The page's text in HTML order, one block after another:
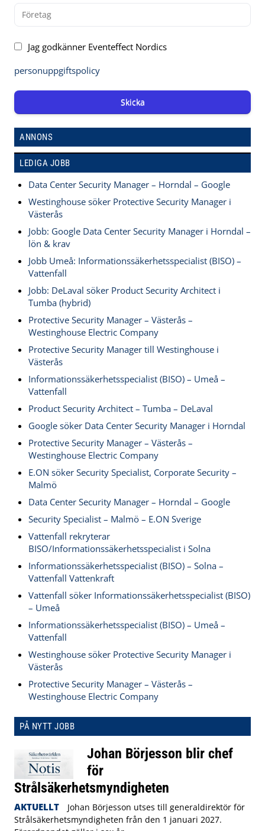
Jag godkänner Eventeffect Nordics
personuppgiftspolicy
Skicka
ANNONS
LEDIGA JOBB
Data Center Security Manager – Horndal – Google
Westinghouse söker Protective Security Manager i
Västerås
Jobb: Google Data Center Security Manager i Horndal –
lön & krav
Jobb Umeå: Informationssäkerhetsspecialist (BISO) –
Vattenfall
Jobb: DeLaval söker Product Security Architect i
Tumba (hybrid)
Protective Security Manager – Västerås –
Westinghouse Electric Company
Protective Security Manager till Westinghouse i
Västerås
Informationssäkerhetsspecialist (BISO) – Umeå –
Vattenfall
Product Security Architect – Tumba – DeLaval
Google söker Data Center Security Manager i Horndal
Protective Security Manager – Västerås –
Westinghouse Electric Company
E.ON söker Security Specialist, Corporate Security –
Malmö
Data Center Security Manager – Horndal – Google
Security Specialist – Malmö – E.ON Sverige
Vattenfall rekryterar
BISO/Informationssäkerhetsspecialist i Solna
Informationssäkerhetsspecialist (BISO) – Solna –
Vattenfall Vattenkraft
Vattenfall söker Informationssäkerhetsspecialist (BISO)
– Umeå
Informationssäkerhetsspecialist (BISO) – Umeå –
Vattenfall
Westinghouse söker Protective Security Manager i
Västerås
Protective Security Manager – Västerås –
Westinghouse Electric Company
PÅ NYTT JOBB
Johan Börjesson blir chef
för
Strålsäkerhetsmyndigheten
AKTUELLT
Johan Börjesson utses till generaldirektör för
Strålsäkerhetsmyndigheten från den 1 januari 2027.